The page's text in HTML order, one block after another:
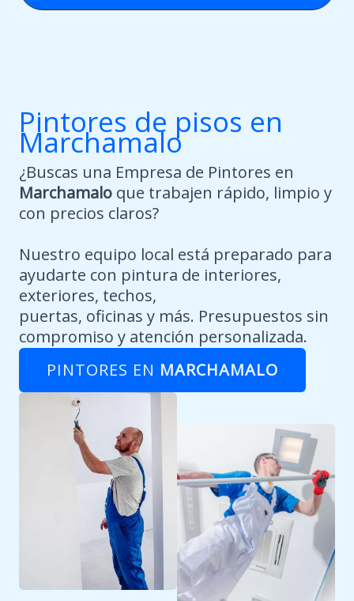
Pintores de pisos en
Marchamalo
¿Buscas una Empresa de Pintores en
Marchamalo que trabajen rápido, limpio y
con precios claros?
Nuestro equipo local está preparado para
ayudarte con pintura de interiores,
exteriores, techos,
puertas, oficinas y más. Presupuestos sin
compromiso y atención personalizada.
PINTORES EN MARCHAMALO